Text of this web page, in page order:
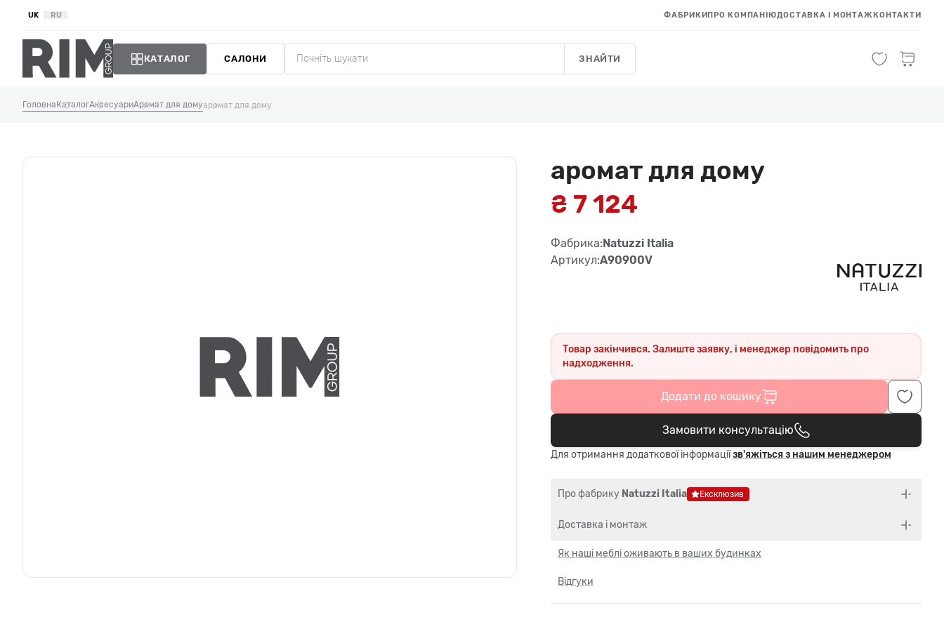
UK RU ФАБРИКИПРО КОМПАНІЮДОСТАВКА І МОНТАЖКОНТАКТИ
КАТАЛОГ САЛОНИ ЗНАЙТИ
Головна КаталогАксесуариАромат для домуаромат для дому
аромат для дому
₴ 7 124
Фабрика:Natuzzi Italia
Артикул:A90900V
Товар закінчився. Залиште заявку, і менеджер повідомить про
надходження.
Додати до кошику
В кошику
Замовити консультацію
Для отримання додаткової інформаціїзв'яжіться з нашим менеджером
Про фабрику Natuzzi Italia Ексклюзив
Доставка і монтаж
Як наші меблі оживають в ваших будинках
Відгуки